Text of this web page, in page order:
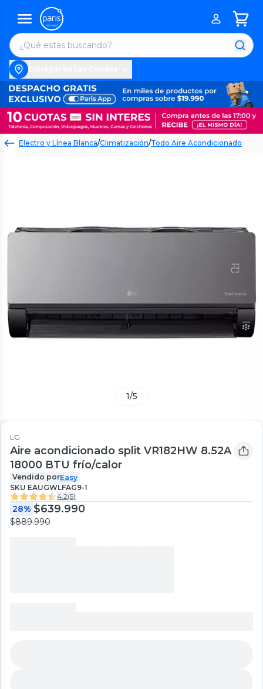
Electro y Línea Blanca/Climatización/Todo Aire Acondicionado
1/5
LG
Aire acondicionado split VR182HW 8.52A
18000 BTU frío/calor
Vendido porEasy
SKU EAUGWLFAG9-1
4.2(5)
28% $639.990
$889.990